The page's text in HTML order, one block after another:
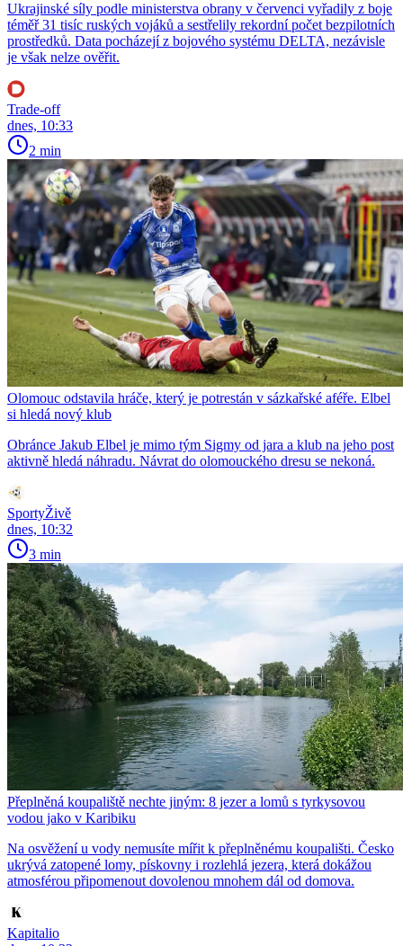
Ukrajinské síly podle ministerstva obrany v červenci vyřadily z boje
téměř 31 tisíc ruských vojáků a sestřelily rekordní počet bezpilotních
prostředků. Data pocházejí z bojového systému DELTA, nezávisle
je však nelze ověřit.
Trade-off
dnes, 10:33
2 min
Olomouc odstavila hráče, který je potrestán v sázkařské aféře. Elbel
si hledá nový klub
Obránce Jakub Elbel je mimo tým Sigmy od jara a klub na jeho post
aktivně hledá náhradu. Návrat do olomouckého dresu se nekoná.
SportyŽivě
dnes, 10:32
3 min
Přeplněná koupaliště nechte jiným: 8 jezer a lomů s tyrkysovou
vodou jako v Karibiku
Na osvěžení u vody nemusíte mířit k přeplněnému koupališti. Česko
ukrývá zatopené lomy, pískovny i rozlehlá jezera, která dokážou
atmosférou připomenout dovolenou mnohem dál od domova.
Kapitalio